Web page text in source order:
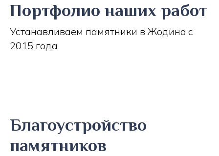
Портфолио наших работ
Устанавливаем памятники в Жодино с
2015 года
Благоустройство
памятников